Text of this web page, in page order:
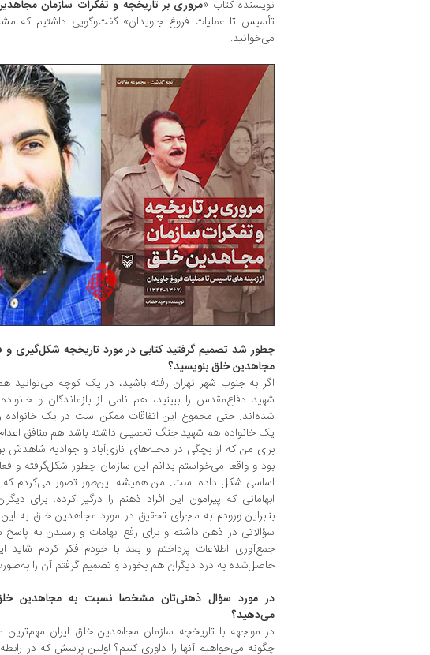
نویسنده کتاب «مروری بر تاریخچه و تفکرات سازمان
تأسیس تا عملیات فروغ جاویدان» گفت‌وگویی داشتیم که
می‌خوانید:
چطور شد تصمیم گرفتید کتابی در مورد تاریخچه شکل‌گیری و
مجاهدین خلق بنویسید؟
اگر به جنوب شهر تهران رفته باشید، در یک کوچه می‌توانید
شهید دفاع‌مقدس را ببینید، هم نامی از بازماندگان و
شده‌اند. حتی مجموع این اتفاقات ممکن است در یک خانواده
یک خانواده هم شهید جنگ تحمیلی داشته باشد هم منافق
برای من که از بچگی در محله‌های نازی‌آباد و جوادیه شاهدش
بود و واقعا می‌خواستم بدانم این سازمان چطور شکل‌گرفته و
اساسی شکل داده است. من همیشه این‌طور تصور می‌کردم که
ابهاماتی که پیرامون این افراد ذهنم را درگیر کرده، برای
بنابراین ورودم به ماجرای تحقیق در مورد مجاهدین خلق به
سؤالاتی در ذهن داشتم و برای رفع ابهامات و رسیدن به پاسخ
جمع‌آوری اطلاعات پرداختم و بعد با خودم فکر کردم شاید
حاصل‌شده به درد دیگران هم بخورد و تصمیم گرفتم آن را
در مورد سؤال ذهنی‌تان مشخصا نسبت به مجاهدین
می‌دهید؟
در مواجهه با تاریخچه سازمان مجاهدین خلق ایران
چگونه می‌خواهیم آنها را داوری کنیم؟ اولین پرسش که در